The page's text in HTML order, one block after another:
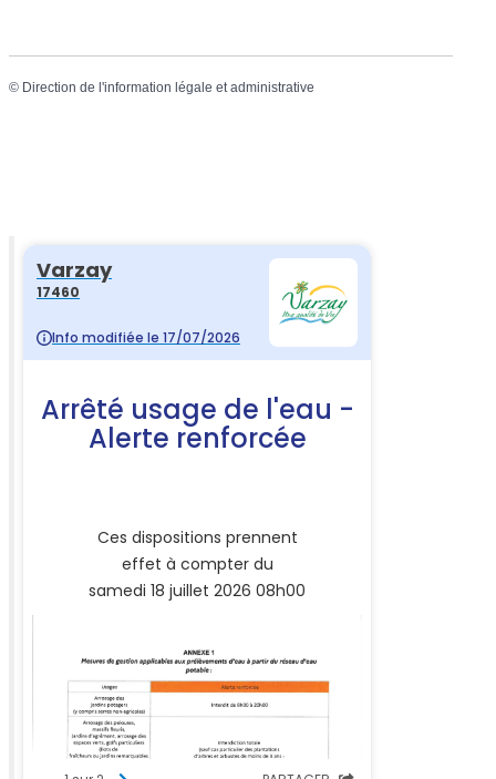
© Direction de l'information légale et administrative